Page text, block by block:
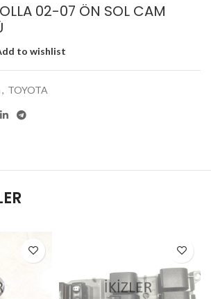
02-07 ÖN SOL CAM
to wishlist
, TOYOTA